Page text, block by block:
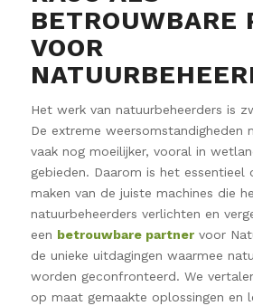
BETROUWBARE
VOOR
Het werk van natuurbeheerders is
De extreme weersomstandigheden
vaak nog moeilijker, vooral in
gebieden. Daarom is het essentieel
maken van de juiste machines die
natuurbeheerders verlichten en
een betrouwbare partnervoor
de unieke uitdagingen waarmee
worden geconfronteerd. We
op maat gemaakte oplossingen en